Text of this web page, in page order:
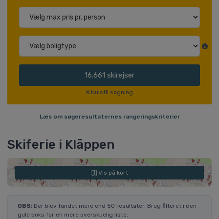
16.661 skirejser
Nulstil søgning
Læs om søgeresultaternes rangeringskriterier
Skiferie i Kläppen
Vis på kort
OBS: Der blev fundet mere end 50 resultater. Brug filteret i den
gule boks for en mere overskuelig liste.